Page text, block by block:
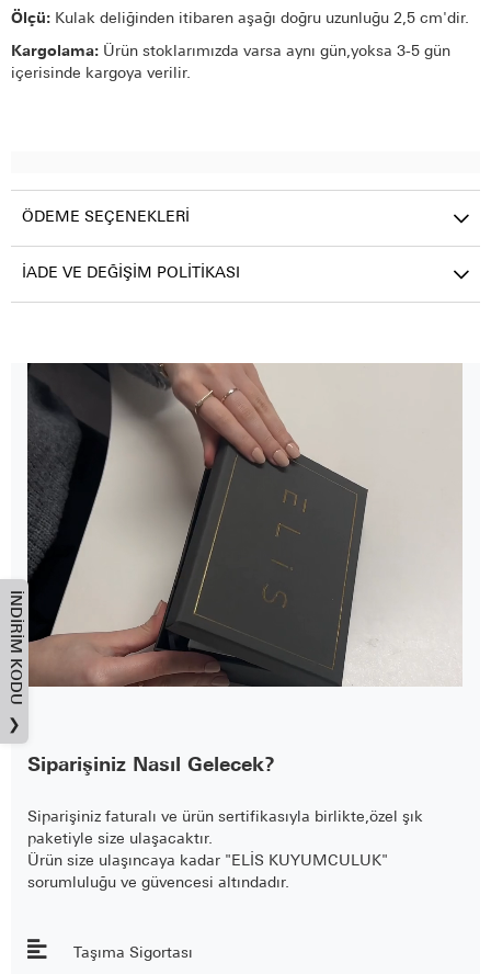
Ölçü: Kulak deliğinden itibaren aşağı doğru uzunluğu 2,5 cm'dir.
Kargolama: Ürün stoklarımızda varsa aynı gün,yoksa 3-5 gün
içerisinde kargoya verilir.
ÖDEME SEÇENEKLERI
İADE VE DEĞIŞIM POLITIKASI
Siparişiniz Nasıl Gelecek?
Siparişiniz faturalı ve ürün sertifikasıyla birlikte,özel şık
paketiyle size ulaşacaktır.
Ürün size ulaşıncaya kadar "ELİS KUYUMCULUK"
sorumluluğu ve güvencesi altındadır.
Taşıma Sigortası
İNDIRIM KODU
❯